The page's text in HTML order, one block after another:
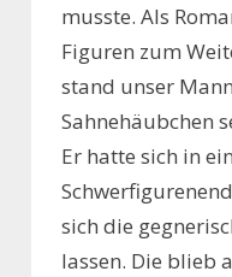
musste. Als
Figuren zum
stand unser
Sahnehäubchen
Er hatte sich in
sich die
lassen. Die blieb